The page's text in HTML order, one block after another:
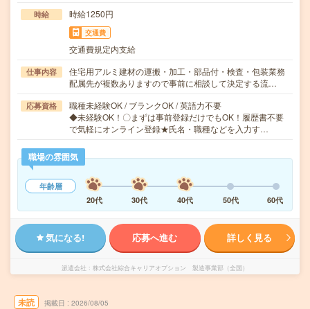
時給 時給1250円
交通費
交通費規定内支給
仕事内容
住宅用アルミ建材の運搬・加工・部品付・検査・包装業務
配属先が複数ありますので事前に相談して決定する流…
応募資格
職種未経験OK / ブランクOK / 英語力不要
◆未経験OK！〇まずは事前登録だけでもOK！履歴書不要
で気軽にオンライン登録★氏名・職種などを入力す…
職場の雰囲気
年齢層
20代
30代 40代 50代 60代
気になる! 応募へ進む 詳しく見る
派遣会社 株式会社綜合キャリアオプション 製造事業部（全国）
未読 掲載日 2026/08/05